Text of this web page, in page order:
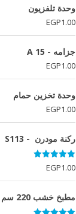
وحدة تلفزيون
EGP1.00
جزامه - A 15
EGP1.00
وحدة تخزين حمام
EGP1.00
ركنة مودرن - S113
تم التقييم
5.00
من 5
EGP1.00
مطبخ خشب 220 سم